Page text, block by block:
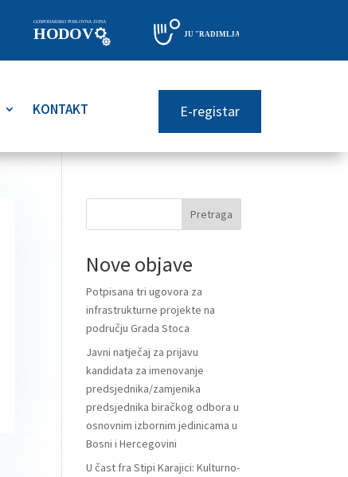
KONTAKT E-registar
Pretraga
Nove objave
Potpisana tri ugovora za
infrastrukturne projekte na
području Grada Stoca
Javni natječaj za prijavu
kandidata za imenovanje
predsjednika/zamjenika
predsjednika biračkog odbora u
osnovnim izbornim jedinicama u
Bosni i Hercegovini
U čast fra Stipi Karajici: Kulturno-